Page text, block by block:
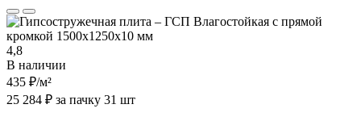
4,8
В наличии
435 ₽/м²
25 284 ₽ за пачку 31 шт